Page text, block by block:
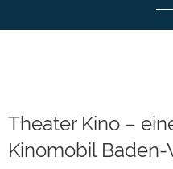
Theater Kino –
Kinomobil